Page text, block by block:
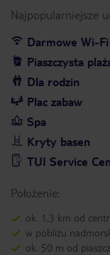
Najpopularniejsze
Darmowe Wi-Fi
Piaszczysta
Dla rodzin
Plac zabaw
Spa
Kryty basen
TUI Service
Położenie:
ok. 1,3 km od
w pobliżu
ok. 50 m od